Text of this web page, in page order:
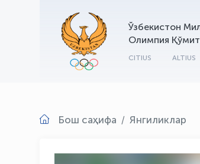
Ўзбекистон
Олимпия
CITIUS ALTIUS
Бош саҳифа Янгиликлар